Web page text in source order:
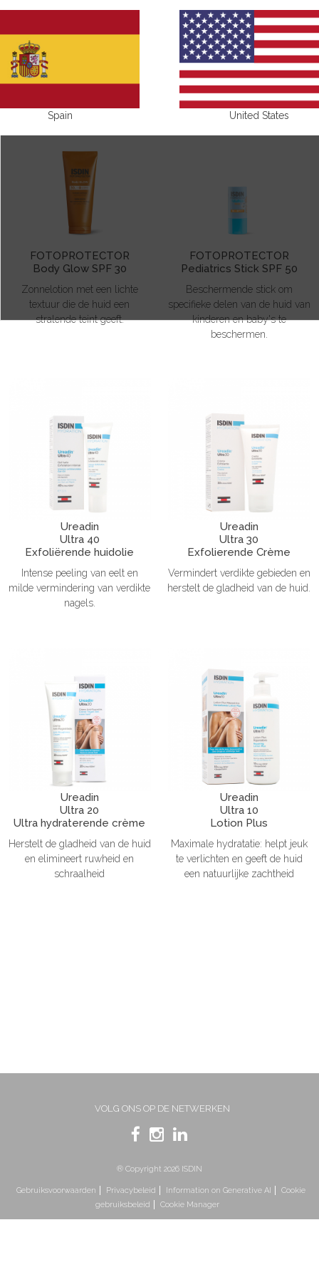
FOTOPROTECTOR
Body Glow SPF 30
Zonnelotion met een lichte
textuur die de huid een
stralende teint geeft.
FOTOPROTECTOR
Pediatrics Stick SPF 50
Beschermende stick om
specifieke delen van de huid van
kinderen en baby's te
beschermen.
Ureadin
Ultra 40
Exfoliërende huidolie
Intense peeling van eelt en
milde vermindering van verdikte
nagels.
Ureadin
Ultra 30
Exfolierende Crème
Vermindert verdikte gebieden en
herstelt de gladheid van de huid.
Ureadin
Ultra 20
Ultra hydraterende crème
Herstelt de gladheid van de huid
en elimineert ruwheid en
schraalheid
Ureadin
Ultra 10
Lotion Plus
Maximale hydratatie: helpt jeuk
te verlichten en geeft de huid
een natuurlijke zachtheid
VOLG ONS OP DE NETWERKEN
® Copyright 2026 ISDIN
Gebruiksvoorwaarden Privacybeleid Information on Generative AI
Cookie
gebruiksbeleid
Cookie Manager
Spain United States